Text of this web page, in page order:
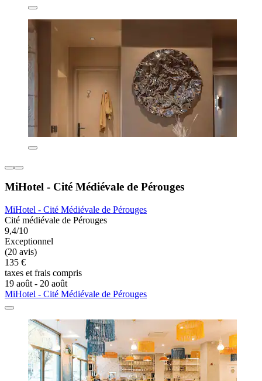
MiHotel - Cité Médiévale de Pérouges
MiHotel - Cité Médiévale de Pérouges
Cité médiévale de Pérouges
9,4/10
Exceptionnel
(20 avis)
135 €
taxes et frais compris
19 août - 20 août
MiHotel - Cité Médiévale de Pérouges